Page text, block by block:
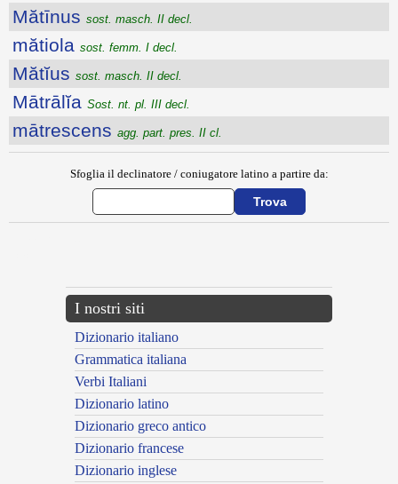
Mătīnus sost. masch. II decl.
mătiola sost. femm. I decl.
Mătĭus sost. masch. II decl.
Mātrālĭa Sost. nt. pl. III decl.
mātrescens agg. part. pres. II cl.
Sfoglia il declinatore / coniugatore latino a partire da:
I nostri siti
Dizionario italiano
Grammatica italiana
Verbi Italiani
Dizionario latino
Dizionario greco antico
Dizionario francese
Dizionario inglese